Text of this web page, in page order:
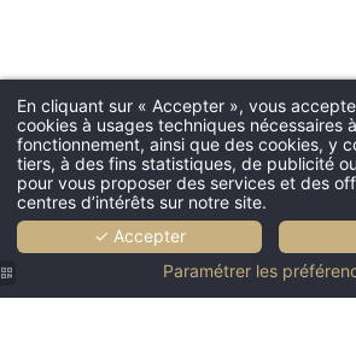
Réservation, tarifs et paiements
Quels modes de
En cliquant sur « Accepter », vous
cookies à usages techniques nécessaires
fonctionnement, ainsi que des cookies, y
tiers, à des fins statistiques, de publicité
pour vous proposer des services et des
centres d’intérêts sur notre site.
✓ Accepter
Paramétrer les